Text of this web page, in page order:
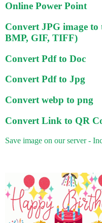
Online Power Point
Convert JPG image
BMP, GIF, TIFF)
Convert Pdf to Doc
Convert Pdf to Jpg
Convert webp to png
Convert Link to QR
Save image on our server -